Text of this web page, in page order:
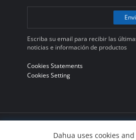
Dahua uses cookies
Escriba su email para recibir las
noticias e información de productos
Cookies Statements
Cookies Setting
© 2010-2026 Dahua Technology Co.,